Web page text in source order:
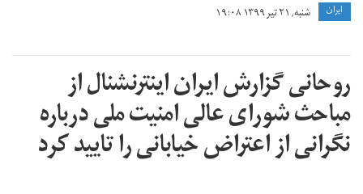
ايران شنبه, ۲۱ تیر ۱۳۹۹ ۱۹:۰۸
روحانی گزارش‌ ایران اینترنشنال از
مباحث شورای عالی امنیت ملی درباره
نگرانی از اعتراض‌ خیابانی را تایید کرد